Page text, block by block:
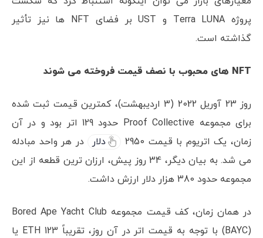
پروژه Terra LUNA و UST بر فضای NFT ها نیز تأثیر
گذاشته است.
NFT های محبوب با نصف قیمت فروخته می شوند
روز 23 آوریل 2022 (3 اردیبهشت)، کمترین قیمت ثبت شده
برای مجموعه Proof Collective حدود 129 اتر بود و در آن
زمان، یک اتریوم با قیمت 2950
دلار
در هر واحد مبادله
می شد. به بیان دیگر، 34 روز پیش، ارزان ترین قطعه از این
مجموعه حدود 380 هزار دلار ارزش داشت.
در همان زمان، کف قیمت مجموعه Bored Ape Yacht Club
(BAYC) با توجه به قیمت اتر در آن روز، تقریباً 123 ETH یا